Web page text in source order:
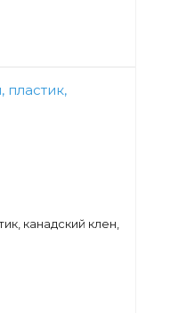
канадский клен,